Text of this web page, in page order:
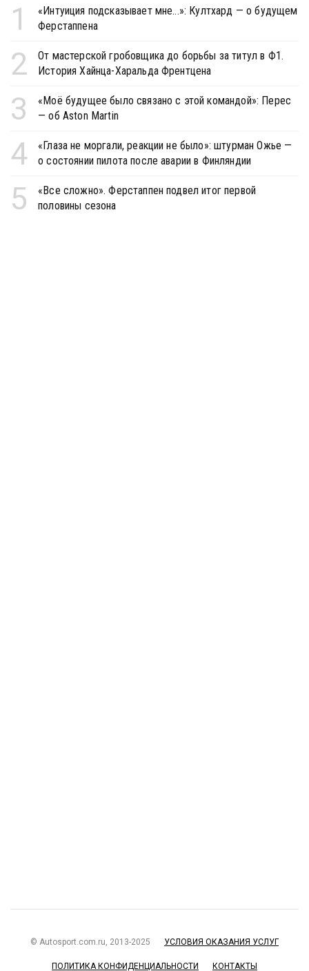
1
«Интуиция подсказывает мне...»: Култхард — о будущем
Ферстаппена
2
От мастерской гробовщика до борьбы за титул в Ф1.
История Хайнца-Харальда Френтцена
3
«Моё будущее было связано с этой командой»: Перес
— об Aston Martin
4
«Глаза не моргали, реакции не было»: штурман Ожье —
о состоянии пилота после аварии в Финляндии
5
«Все сложно». Ферстаппен подвел итог первой
половины сезона
© Autosport.com.ru, 2013-2025 УСЛОВИЯ ОКАЗАНИЯ УСЛУГ
ПОЛИТИКА КОНФИДЕНЦИАЛЬНОСТИ КОНТАКТЫ